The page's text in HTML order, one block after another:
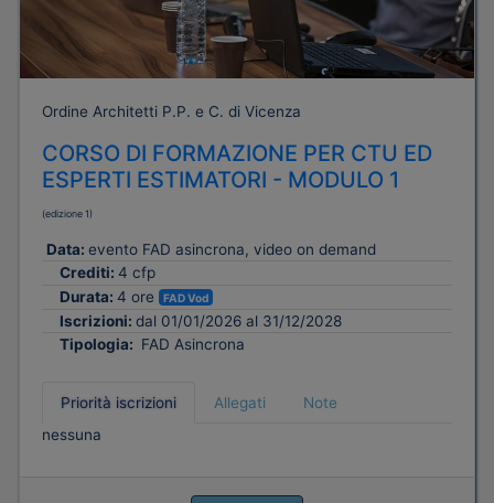
Ordine Architetti P.P. e C. di Vicenza
CORSO DI FORMAZIONE PER CTU ED
ESPERTI ESTIMATORI - MODULO 1
(edizione 1)
Data: evento FAD asincrona, video on demand
Crediti: 4 cfp
Durata: 4 ore FAD Vod
Iscrizioni: dal 01/01/2026 al 31/12/2028
Tipologia: FAD Asincrona
Priorità iscrizioni Allegati
Note
nessuna